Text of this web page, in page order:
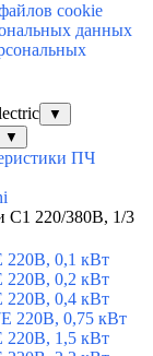
cookie
данных
▼
▼
ПЧ
C1 220/380В, 1/3
220В, 0,1 кВт
220В, 0,2 кВт
220В, 0,4 кВт
220В, 0,75 кВт
220В, 1,5 кВт